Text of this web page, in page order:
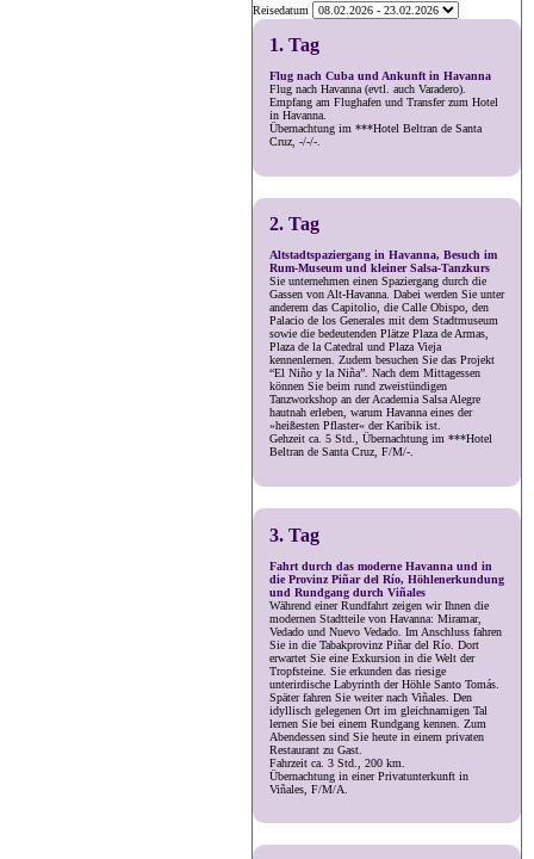
Reisedatum
1. Tag
Flug nach Cuba und Ankunft in Havanna
Flug nach Havanna (evtl. auch Varadero).
Empfang am Flughafen und Transfer zum Hotel
in Havanna.
Übernachtung im ***Hotel Beltran de Santa
Cruz, -/-/-.
2. Tag
Altstadtspaziergang in Havanna, Besuch im
Rum-Museum und kleiner Salsa-Tanzkurs
Sie unternehmen einen Spaziergang durch die
Gassen von Alt-Havanna. Dabei werden Sie unter
anderem das Capitolio, die Calle Obispo, den
Palacio de los Generales mit dem Stadtmuseum
sowie die bedeutenden Plätze Plaza de Armas,
Plaza de la Catedral und Plaza Vieja
kennenlernen. Zudem besuchen Sie das Projekt
“El Niño y la Niña”. Nach dem Mittagessen
können Sie beim rund zweistündigen
Tanzworkshop an der Academia Salsa Alegre
hautnah erleben, warum Havanna eines der
»heißesten Pflaster« der Karibik ist.
Gehzeit ca. 5 Std., Übernachtung im ***Hotel
Beltran de Santa Cruz, F/M/-.
3. Tag
Fahrt durch das moderne Havanna und in
die Provinz Piñar del Río, Höhlenerkundung
und Rundgang durch Viñales
Während einer Rundfahrt zeigen wir Ihnen die
modernen Stadtteile von Havanna: Miramar,
Vedado und Nuevo Vedado. Im Anschluss fahren
Sie in die Tabakprovinz Piñar del Río. Dort
erwartet Sie eine Exkursion in die Welt der
Tropfsteine. Sie erkunden das riesige
unterirdische Labyrinth der Höhle Santo Tomás.
Später fahren Sie weiter nach Viñales. Den
idyllisch gelegenen Ort im gleichnamigen Tal
lernen Sie bei einem Rundgang kennen. Zum
Abendessen sind Sie heute in einem privaten
Restaurant zu Gast.
Fahrzeit ca. 3 Std., 200 km.
Übernachtung in einer Privatunterkunft in
Viñales, F/M/A.